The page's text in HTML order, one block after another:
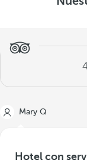
Mary Q
Hotel con